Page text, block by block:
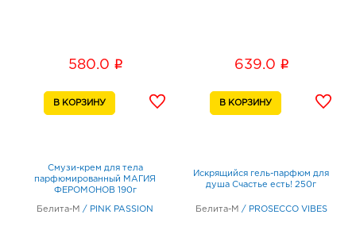
580.0 i 639.0 i
Смузи-крем для тела
парфюмированный МАГИЯ
ФЕРОМОНОВ 190г
Белита-М / PINK PASSION
Искрящийся гель-парфюм для
душа Счастье есть! 250г
Белита-М / PROSECCO VIBES